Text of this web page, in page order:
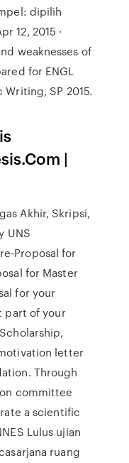
dipilih
12, 2015 ·
weaknesses of
for ENGL
SP 2015.
|
Akhir, Skripsi,
UNS
Proposal for
for Master
for your
part of your
letter
Through
committee
a scientific
Lulus ujian
ruang